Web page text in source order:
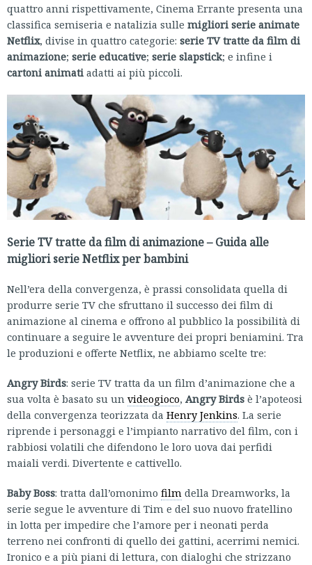
quattro anni rispettivamente, Cinema Errante presenta una
classifica semiseria e natalizia sulle migliori serie animate
Netflix, divise in quattro categorie: serie TV tratte da film di
animazione; serie educative; serie slapstick; e infine i
cartoni animati adatti ai più piccoli.
Serie TV tratte da film di animazione – Guida alle
migliori serie Netflix per bambini
Nell’era della convergenza, è prassi consolidata quella di
produrre serie TV che sfruttano il successo dei film di
animazione al cinema e offrono al pubblico la possibilità di
continuare a seguire le avventure dei propri beniamini. Tra
le produzioni e offerte Netflix, ne abbiamo scelte tre:
Angry Birds: serie TV tratta da un film d’animazione che a
sua volta è basato su un videogioco, Angry Birds è l’apoteosi
della convergenza teorizzata da Henry Jenkins. La serie
riprende i personaggi e l’impianto narrativo del film, con i
rabbiosi volatili che difendono le loro uova dai perfidi
maiali verdi. Divertente e cattivello.
Baby Boss: tratta dall’omonimo film della Dreamworks, la
serie segue le avventure di Tim e del suo nuovo fratellino
in lotta per impedire che l’amore per i neonati perda
terreno nei confronti di quello dei gattini, acerrimi nemici.
Ironico e a più piani di lettura, con dialoghi che strizzano